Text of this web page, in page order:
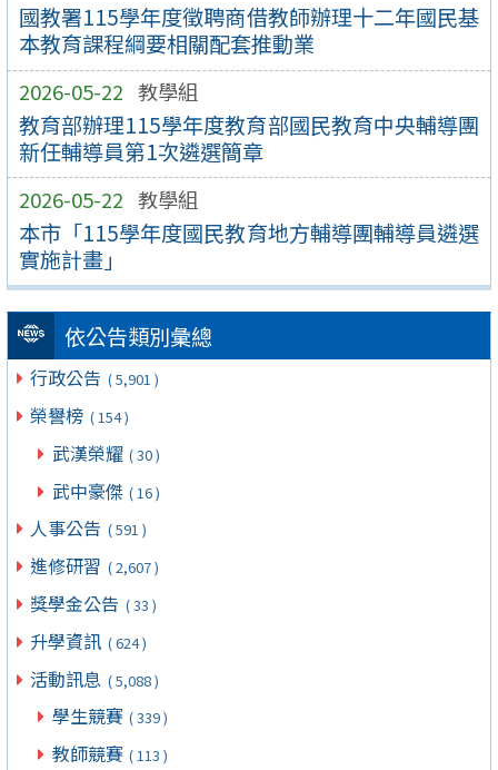
國教署115學年度徵聘商借教師辦理十二年國民基
本教育課程綱要相關配套推動業
2026-05-22 教學組
教育部辦理115學年度教育部國民教育中央輔導團
新任輔導員第1次遴選簡章
2026-05-22 教學組
本市「115學年度國民教育地方輔導團輔導員遴選
實施計畫」
依公告類別彙總
行政公告 ( 5,901 )
榮譽榜 ( 154 )
武漢榮耀 ( 30 )
武中豪傑 ( 16 )
人事公告 ( 591 )
進修研習 ( 2,607 )
獎學金公告 ( 33 )
升學資訊 ( 624 )
活動訊息 ( 5,088 )
學生競賽 ( 339 )
教師競賽 ( 113 )